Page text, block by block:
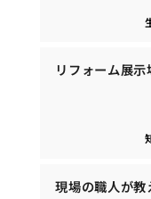
リフォーム展
現場の職人が